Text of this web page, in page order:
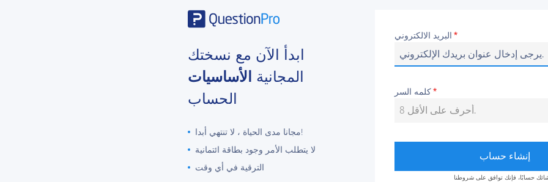
ابدأ الآن مع نسختك
المجانية الأساسيات
الحساب
مجانا مدى الحياة ، لا تنتهي أبدا!
لا يتطلب الأمر وجود بطاقة ائتمانية
الترقية في أي وقت
البريد الالكتروني *
كلمه السر*
إنشاء حساب
حسابًا، فإنك توافق على شروطنا